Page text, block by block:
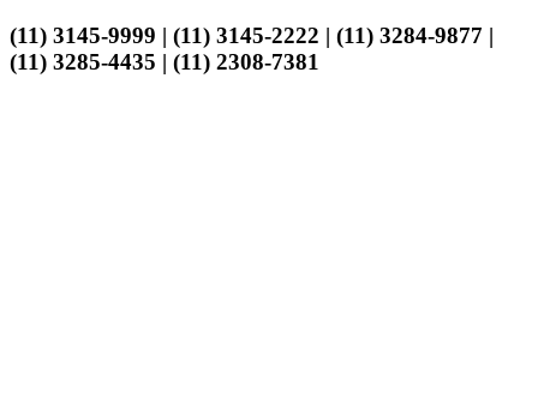
(11) 3145-9999 | (11) 3145-2222 | (11) 3284-9877 |
(11) 3285-4435 | (11) 2308-7381